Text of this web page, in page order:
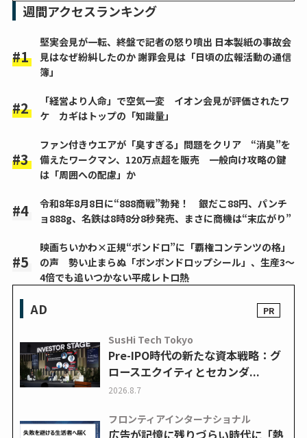
週間アクセスランキング
堅実会見が一転、終盤で記者の怒り噴出 日本製紙の事故会
見はなぜ紛糾したのか 謝罪会見は「日頃の広報活動の通信
簿」
「経営より人命」で空気一変 イオン会見が評価されたワ
ケ カギはトップの「知識量」
ファン付きウエアが「臭すぎる」問題をクリア “消臭”を
備えたワークマン、120万点超を販売 一般向け攻略の鍵
は「周囲への配慮」か
令和8年8月8日に“888商戦”勃発！ 銀だこ88円、パンチ
ョ888g、名鉄は8時8分8秒発売、まさに商機は“末広がり”
映画ちいかわ×正規“ボンドロ”に「覇権コンテンツの格」
の声 勢い止まらぬ「ボンボンドロップシール」、生産3～
4倍でも追いつかない平成レトロ熱
AD
SusHi Tech Tokyo
Pre-IPO時代の新たな資本戦略：グ
ロースエクイティとセカンダ...
2026.8.7
フロンティアインターナショナル
広告が記憶に残りづらい時代に「熱